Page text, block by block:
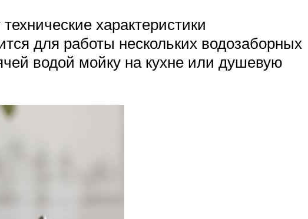
характеристики
для работы нескольких водозаборных
водой мойку на кухне или душевую